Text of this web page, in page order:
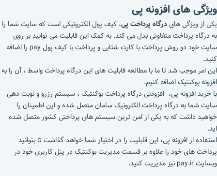
ویژگی های افزونه پی
یکی از ویژگی هایدرگاه پرداخت پی، کیف پول الکترونیکی است که سایت شما را
به درگاه پرداخت متفاوتی بدل می کند. به کمک این قابلیت می توانید بر روی
سایت خود دو روش پرداخت با کارت شتابی و پرداخت با کیف پول pay را اضافه
کنید.
این امر موجب شد تا ما با مطالعه قابلیت های این درگاه پرداخت واسط ، آن را به
افزونه بوکنتیک اضافه کنیم.
با خرید افزونه پی، افزودنی درگاه پرداخت بوکنتیک ، سیستم رزرو و نوبت دهی
سایت شما به درگاه پرداخت الکترونیک سامان متصل شده و این اطمینان را
خواهید داشت که به یکی از امن ترین سیستم های پرداختی کشور متصل شده
اید.
استفاده از افزونه پی، این قابلیت را در اختیار شما خواهد گذاشت تا بتوانید
پرداخت های خود را علاوه بر قسمت مدیریت بوکنتیک در پنل کاربری خود در
وبسایت pay.ir نیز مدیریت کنید.